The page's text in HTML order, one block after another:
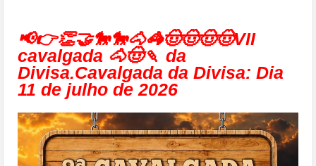
📢👉👏🤝🐎🐎🐴🦓🤠🤠🤠🤠VII
cavalgada 🐴🤠🍡 da
Divisa.Cavalgada da Divisa: Dia
11 de julho de 2026